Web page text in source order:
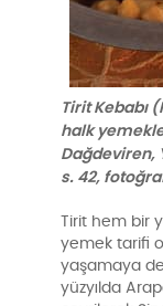
Tirit Kebabı
halk
Dağdeviren,
s. 42,
Tirit hem bir
yemek tarifi
yaşamaya
yüzyılda